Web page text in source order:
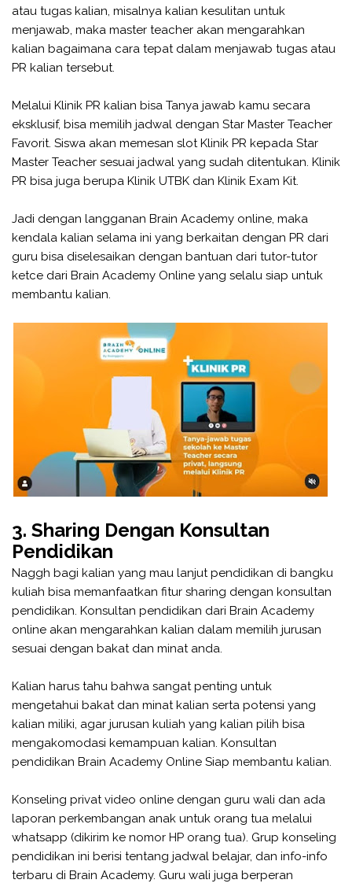
atau tugas kalian, misalnya kalian kesulitan untuk
menjawab, maka master teacher akan mengarahkan
kalian bagaimana cara tepat dalam menjawab tugas atau
PR kalian tersebut.
Melalui Klinik PR kalian bisa Tanya jawab kamu secara
eksklusif, bisa memilih jadwal dengan Star Master Teacher
Favorit. Siswa akan memesan slot Klinik PR kepada Star
Master Teacher sesuai jadwal yang sudah ditentukan. Klinik
PR bisa juga berupa Klinik UTBK dan Klinik Exam Kit.
Jadi dengan langganan Brain Academy online, maka
kendala kalian selama ini yang berkaitan dengan PR dari
guru bisa diselesaikan dengan bantuan dari tutor-tutor
ketce dari Brain Academy Online yang selalu siap untuk
membantu kalian.
3. Sharing Dengan Konsultan
Pendidikan
Naggh bagi kalian yang mau lanjut pendidikan di bangku
kuliah bisa memanfaatkan fitur sharing dengan konsultan
pendidikan. Konsultan pendidikan dari Brain Academy
online akan mengarahkan kalian dalam memilih jurusan
sesuai dengan bakat dan minat anda.
Kalian harus tahu bahwa sangat penting untuk
mengetahui bakat dan minat kalian serta potensi yang
kalian miliki, agar jurusan kuliah yang kalian pilih bisa
mengakomodasi kemampuan kalian. Konsultan
pendidikan Brain Academy Online Siap membantu kalian.
Konseling privat video online dengan guru wali dan ada
laporan perkembangan anak untuk orang tua melalui
whatsapp (dikirim ke nomor HP orang tua). Grup konseling
pendidikan ini berisi tentang jadwal belajar, dan info-info
terbaru di Brain Academy. Guru wali juga berperan